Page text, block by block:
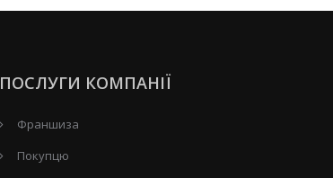
ПОСЛУГИ КОМПАНІЇ
Франшиза
Покупцю